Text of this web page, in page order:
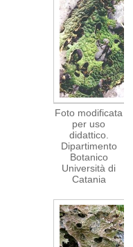
Foto modificata
per uso
didattico.
Dipartimento
Botanico
Università di
Catania